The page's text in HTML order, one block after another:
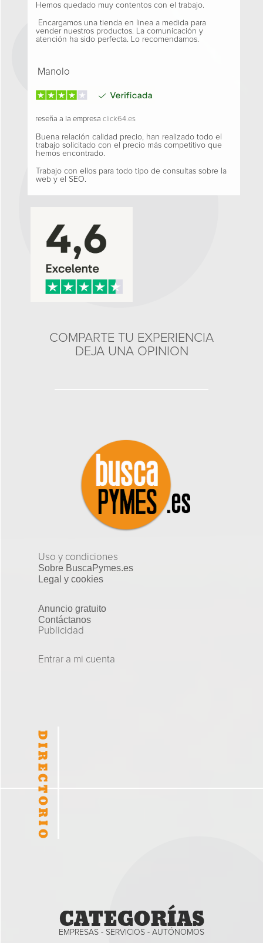
Hemos quedado muy contentos con el trabajo.
Encargamos una tienda en linea a medida para
vender nuestros productos. La comunicación y
atención ha sido perfecta. Lo recomendamos.
Manolo
reseña a la empresa click64.es
Buena relación calidad precio, han realizado todo el
trabajo solicitado con el precio más competitivo que
hemos encontrado.
Trabajo con ellos para todo tipo de consultas sobre la
web y el SEO.
COMPARTE TU EXPERIENCIA
DEJA UNA OPINION
Uso y condiciones
Sobre BuscaPymes.es
Legal y cookies
Anuncio gratuito
Contáctanos
Publicidad
Entrar a mi cuenta
CATEGORÍAS
EMPRESAS - SERVICIOS - AUTÓNOMOS